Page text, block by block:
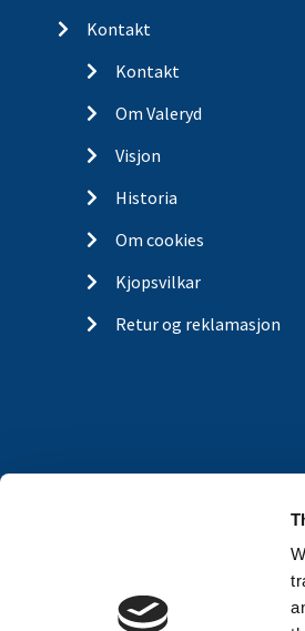
Kontakt
Kontakt
Om Valeryd
Visjon
Historia
Om cookies
Kjopsvilkar
Retur og reklamasjon